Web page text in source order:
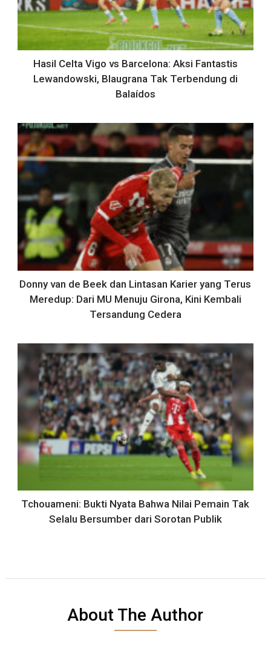
Hasil Celta Vigo vs Barcelona: Aksi Fantastis
Lewandowski, Blaugrana Tak Terbendung di
Balaídos
Donny van de Beek dan Lintasan Karier yang Terus
Meredup: Dari MU Menuju Girona, Kini Kembali
Tersandung Cedera
Tchouameni: Bukti Nyata Bahwa Nilai Pemain Tak
Selalu Bersumber dari Sorotan Publik
About The Author